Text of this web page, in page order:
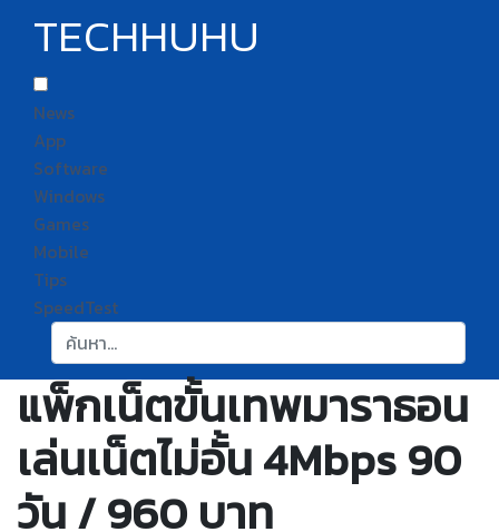
TECHHUHU
News
App
Software
Windows
Games
Mobile
Tips
SpeedTest
ค้นหา:
แพ็กเน็ตขั้นเทพมาราธอน
เล่นเน็ตไม่อั้น 4Mbps 90
วัน / 960 บาท